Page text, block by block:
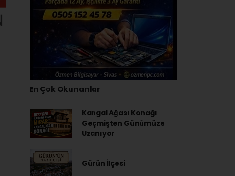
En Çok Okunanlar
Kangal Ağası Konağı
Geçmişten Günümüze
Uzanıyor
Gürün İlçesi